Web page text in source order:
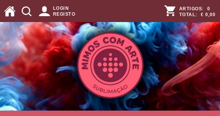
LOGIN
REGISTO
ARTIGOS: 0
TOTAL: € 0,00